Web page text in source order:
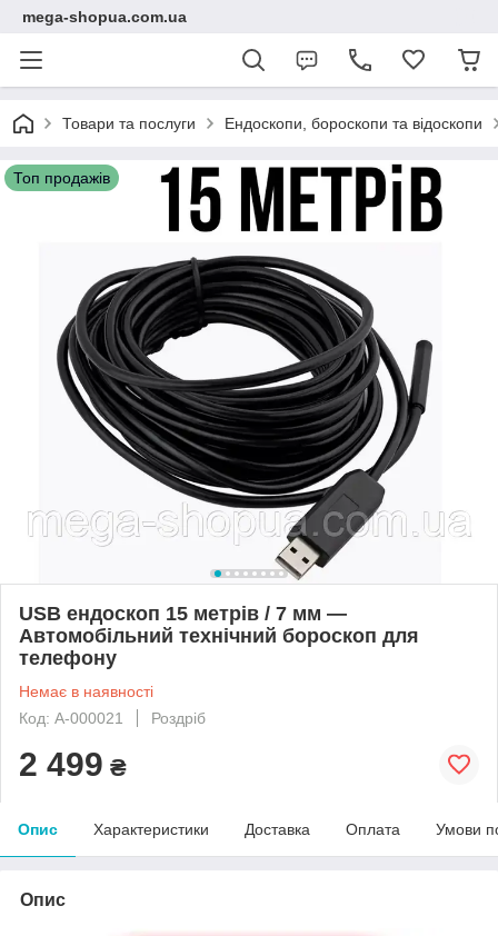
mega-shopua.com.ua
Товари та послуги Ендоскопи, бороскопи та відоскопи
Топ продажів
USB ендоскоп 15 метрів / 7 мм —
Автомобільний технічний бороскоп для
телефону
Немає в наявності
Код: A-000021
Роздріб
2 499 ₴
Опис Характеристики Доставка Оплата Умови
Опис